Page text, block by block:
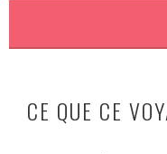
CE QUE CE